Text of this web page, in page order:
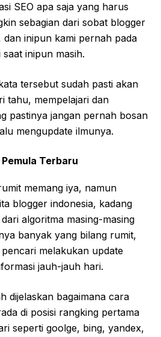
SEO apa saja yang harus
sebagian dari sobat blogger
inipun kami pernah pada
inipun masih.
tersebut sudah pasti akan
tahu, mempelajari dan
pastinya jangan pernah bosan
mengupdate ilmunya.
Terbaru
memang iya, namun
blogger indonesia, kadang
algoritma masing-masing
banyak yang bilang rumit,
melakukan update
jauh-jauh hari.
dijelaskan bagaimana cara
di posisi rangking pertama
seperti goolge, bing, yandex,